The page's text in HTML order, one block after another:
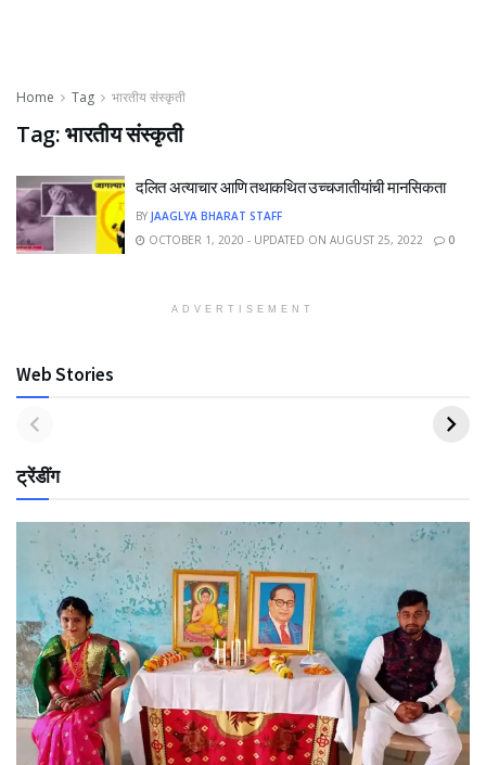
Home Tag भारतीय संस्कृती
Tag:भारतीय संस्कृती
दलित अत्याचार आणि तथाकथित उच्चजातीयांची मानसिकता
BY JAAGLYA BHARAT STAFF
OCTOBER 1, 2020 - UPDATED ON AUGUST 25, 2022
0
ADVERTISEMENT
Web Stories
ट्रेंडींग